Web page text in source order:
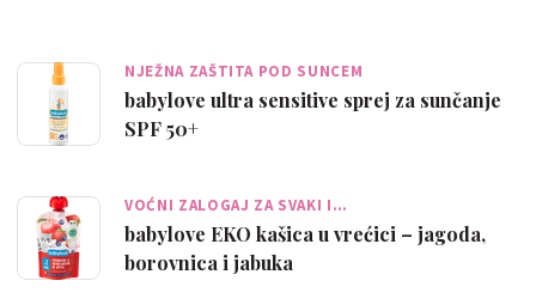
NJEŽNA ZAŠTITA POD SUNCEM
babylove ultra sensitive sprej za sunčanje
SPF 50+
VOĆNI ZALOGAJ ZA SVAKI I…
babylove EKO kašica u vrećici – jagoda,
borovnica i jabuka